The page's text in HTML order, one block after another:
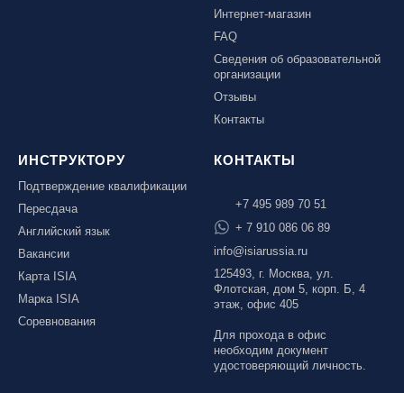
Интернет-магазин
FAQ
Сведения об образовательной
организации
Отзывы
Контакты
ИНСТРУКТОРУ
Подтверждение квалификации
Пересдача
Английский язык
Вакансии
Карта ISIA
Марка ISIA
Соревнования
КОНТАКТЫ
+7 495 989 70 51
+ 7 910 086 06 89
info@isiarussia.ru
125493, г. Москва, ул.
Флотская, дом 5, корп. Б, 4
этаж, офис 405
Для прохода в офис
необходим документ
удостоверяющий личность.